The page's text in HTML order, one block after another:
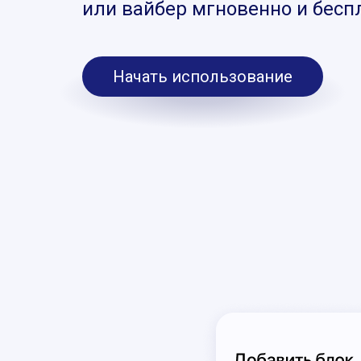
или вайбер мгновенно и
Начать использование